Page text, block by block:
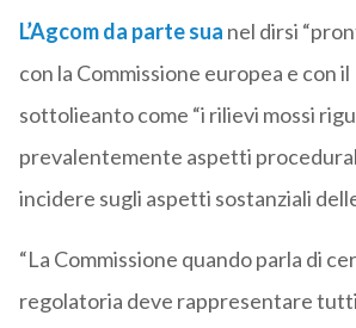
L’Agcom da parte sua nel dirsi
con la Commissione europea e con il
sottolieanto come “i rilievi mossi
prevalentemente aspetti
incidere sugli aspetti sostanziali
“La Commissione quando parla di
regolatoria deve rappresentare